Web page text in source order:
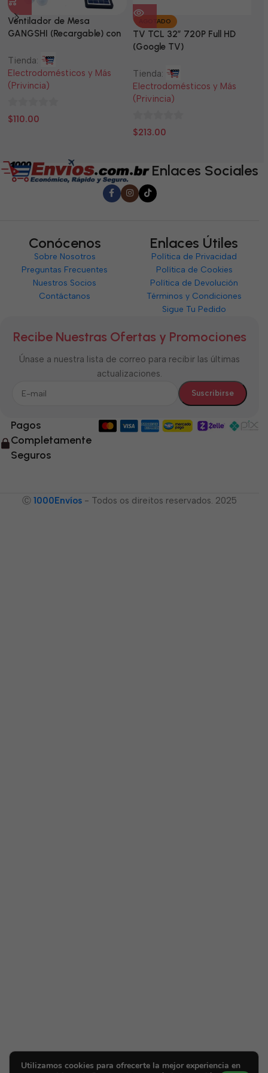
Ventilador de Mesa
GANGSHI (Recargable) con
Tienda:
Electrodomésticos y Más
(Privincia)
0
$110.00
AGOTADO
TV TCL 32” 720P Full HD
(Google TV)
Tienda:
Electrodomésticos y Más
(Privincia)
0
$213.00
Enlaces Sociales
Conócenos
Sobre Nosotros
Preguntas Frecuentes
Nuestros Socios
Contáctanos
Enlaces Útiles
Política de Privacidad
Política de Cookies
Política de Devolución
Términos y Condiciones
Sigue Tu Pedido
Recibe Nuestras Ofertas y Promociones
Únase a nuestra lista de correo para recibir las últimas
actualizaciones.
Pagos
Completamente
Seguros
Ⓒ 1000Envíos - Todos os direitos reservados. 2025
Utilizamos cookies para ofrecerte la mejor experiencia en